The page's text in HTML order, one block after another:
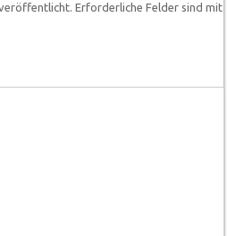
Erforderliche Felder sind mit